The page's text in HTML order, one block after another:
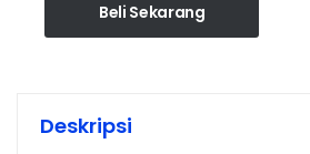
Beli Sekarang
Deskripsi